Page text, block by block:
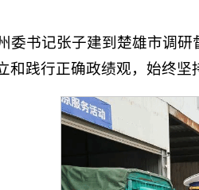
委书记张子建到楚雄市调
和践行正确政绩观，始终